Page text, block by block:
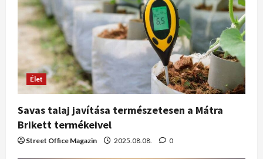
Élet
Savas talaj javítása természetesen a Mátra
Brikett termékeivel
Street Office Magazin 2025.08.08. 0